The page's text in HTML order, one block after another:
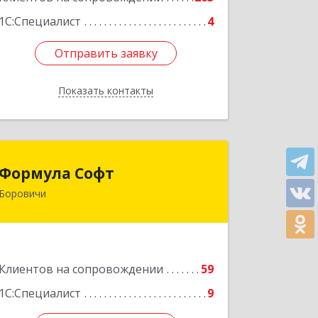
1С:Специалист
4
Отправить заявку
Показать контакты
Отправить заявку
Назад
Формула Софт
Боровичи
Клиентов на сопровождении
59
1С:Специалист
9
Формула Софт
Подробнее